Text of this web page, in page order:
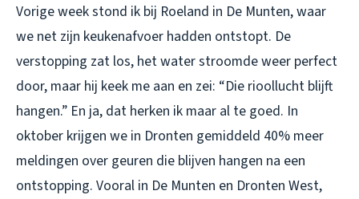
Vorige week stond ik bij Roeland in De Munten, waar
we net zijn keukenafvoer hadden ontstopt. De
verstopping zat los, het water stroomde weer perfect
door, maar hij keek me aan en zei: “Die rioollucht blijft
hangen.” En ja, dat herken ik maar al te goed. In
oktober krijgen we in Dronten gemiddeld 40% meer
meldingen over geuren die blijven hangen na een
ontstopping. Vooral in De Munten en Dronten West,